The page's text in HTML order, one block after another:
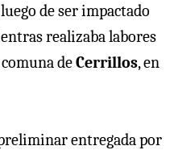
de ser impactado
realizaba labores
deCerrillos, en
entregada por